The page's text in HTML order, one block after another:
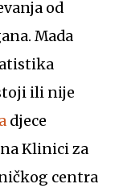
od
Mada
ili nije
djece
Klinici za
centra